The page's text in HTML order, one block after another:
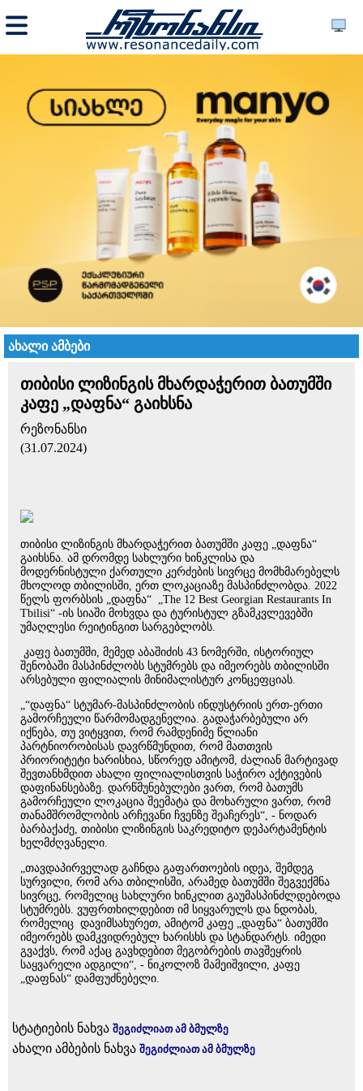
ახალი ამბები
თიბისი ლიზინგის მხარდაჭერით ბათუმში
კაფე „დაფნა“ გაიხსნა
რეზონანსი
(31.07.2024)
თიბისი ლიზინგის მხარდაჭერით ბათუმში კაფე „დაფნა“
გაიხსნა. ამ დრომდე სახლური ხინკლისა და
მოდერნისტული ქართული კერძების სივრცე მომხმარებელს
მხოლოდ თბილისში, ერთ ლოკაციაზე მასპინძლობდა. 2022
წელს ფორბსის „დაფნა“ „The 12 Best Georgian Restaurants In
Tbilisi“ -ის სიაში მოხვდა და ტურისტულ გზამკვლევებში
უმაღლესი რეიტინგით სარგებლობს.
კაფე ბათუმში, მემედ აბაშიძის 43 ნომერში, ისტორიულ
შენობაში მასპინძლობს სტუმრებს და იმეორებს თბილისში
არსებული ფილიალის მინიმალისტურ კონცეფციას.
„“დაფნა“ სტუმარ-მასპინძლობის ინდუსტრიის ერთ-ერთი
გამორჩეული წარმომადგენელია. გადაჭარბებული არ
იქნება, თუ ვიტყვით, რომ რამდენიმე წლიანი
პარტნიორობისას დავრწმუნდით, რომ მათთვის
პრიორიტეტი ხარისხია, სწორედ ამიტომ, ძალიან მარტივად
შევთანხმდით ახალი ფილიალისთვის საჭირო აქტივების
დაფინანსებაზე. დარწმუნებულები ვართ, რომ ბათუმს
გამორჩეული ლოკაცია შეემატა და მოხარული ვართ, რომ
თანამშრომლობის არჩევანი ჩვენზე შეაჩერეს“, - ნოდარ
ბარბაქაძე, თიბისი ლიზინგის საკრედიტო დეპარტამენტის
ხელმძღვანელი.
„თავდაპირველად გაჩნდა გაფართოების იდეა, შემდეგ
სურვილი, რომ არა თბილისში, არამედ ბათუმში შეგვექმნა
სივრცე, რომელიც სახლური ხინკლით გაუმასპინძლდებოდა
სტუმრებს. ვუფრთხილდებით იმ სიყვარულს და ნდობას,
რომელიც დავიმსახურეთ, ამიტომ კაფე „დაფნა“ ბათუმში
იმეორებს დამკვიდრებულ ხარისხს და სტანდარტს. იმედი
გვაქვს, რომ აქაც გავხდებით მეგობრების თავშეყრის
საყვარელი ადგილი“, - ნიკოლოზ მამეიშვილი, კაფე
„დაფნას“ დამფუძნებელი.
სტატიების ნახვა შეგიძლიათ ამ ბმულზე
ახალი ამბების ნახვა შეგიძლიათ ამ ბმულზე